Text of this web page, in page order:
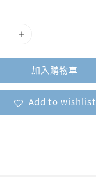
加入購物車
Add to wishlist